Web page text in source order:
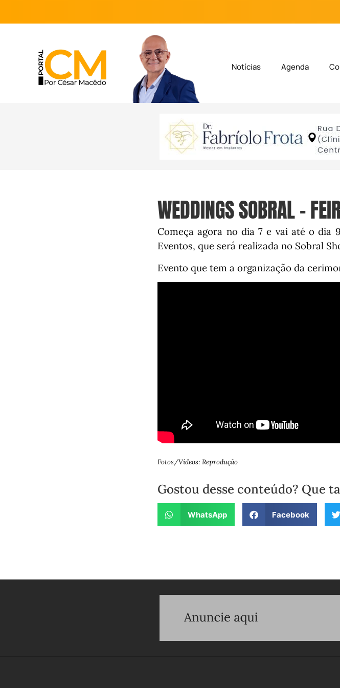
Notícias Agenda
WEDDINGS SOBRAL –
Começa agora no dia 7 e vai até o dia
Eventos, que será realizada no Sobral
Evento que tem a organização da
Fotos/Vídeos: Reprodução
Gostou desse conteúdo? Que
WhatsApp Facebook